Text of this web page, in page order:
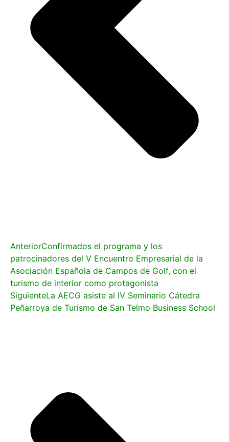
AnteriorConfirmados el programa y los
patrocinadores del V Encuentro Empresarial de la
Asociación Española de Campos de Golf, con el
turismo de interior como protagonista
SiguienteLa AECG asiste al IV Seminario Cátedra
Peñarroya de Turismo de San Telmo Business School